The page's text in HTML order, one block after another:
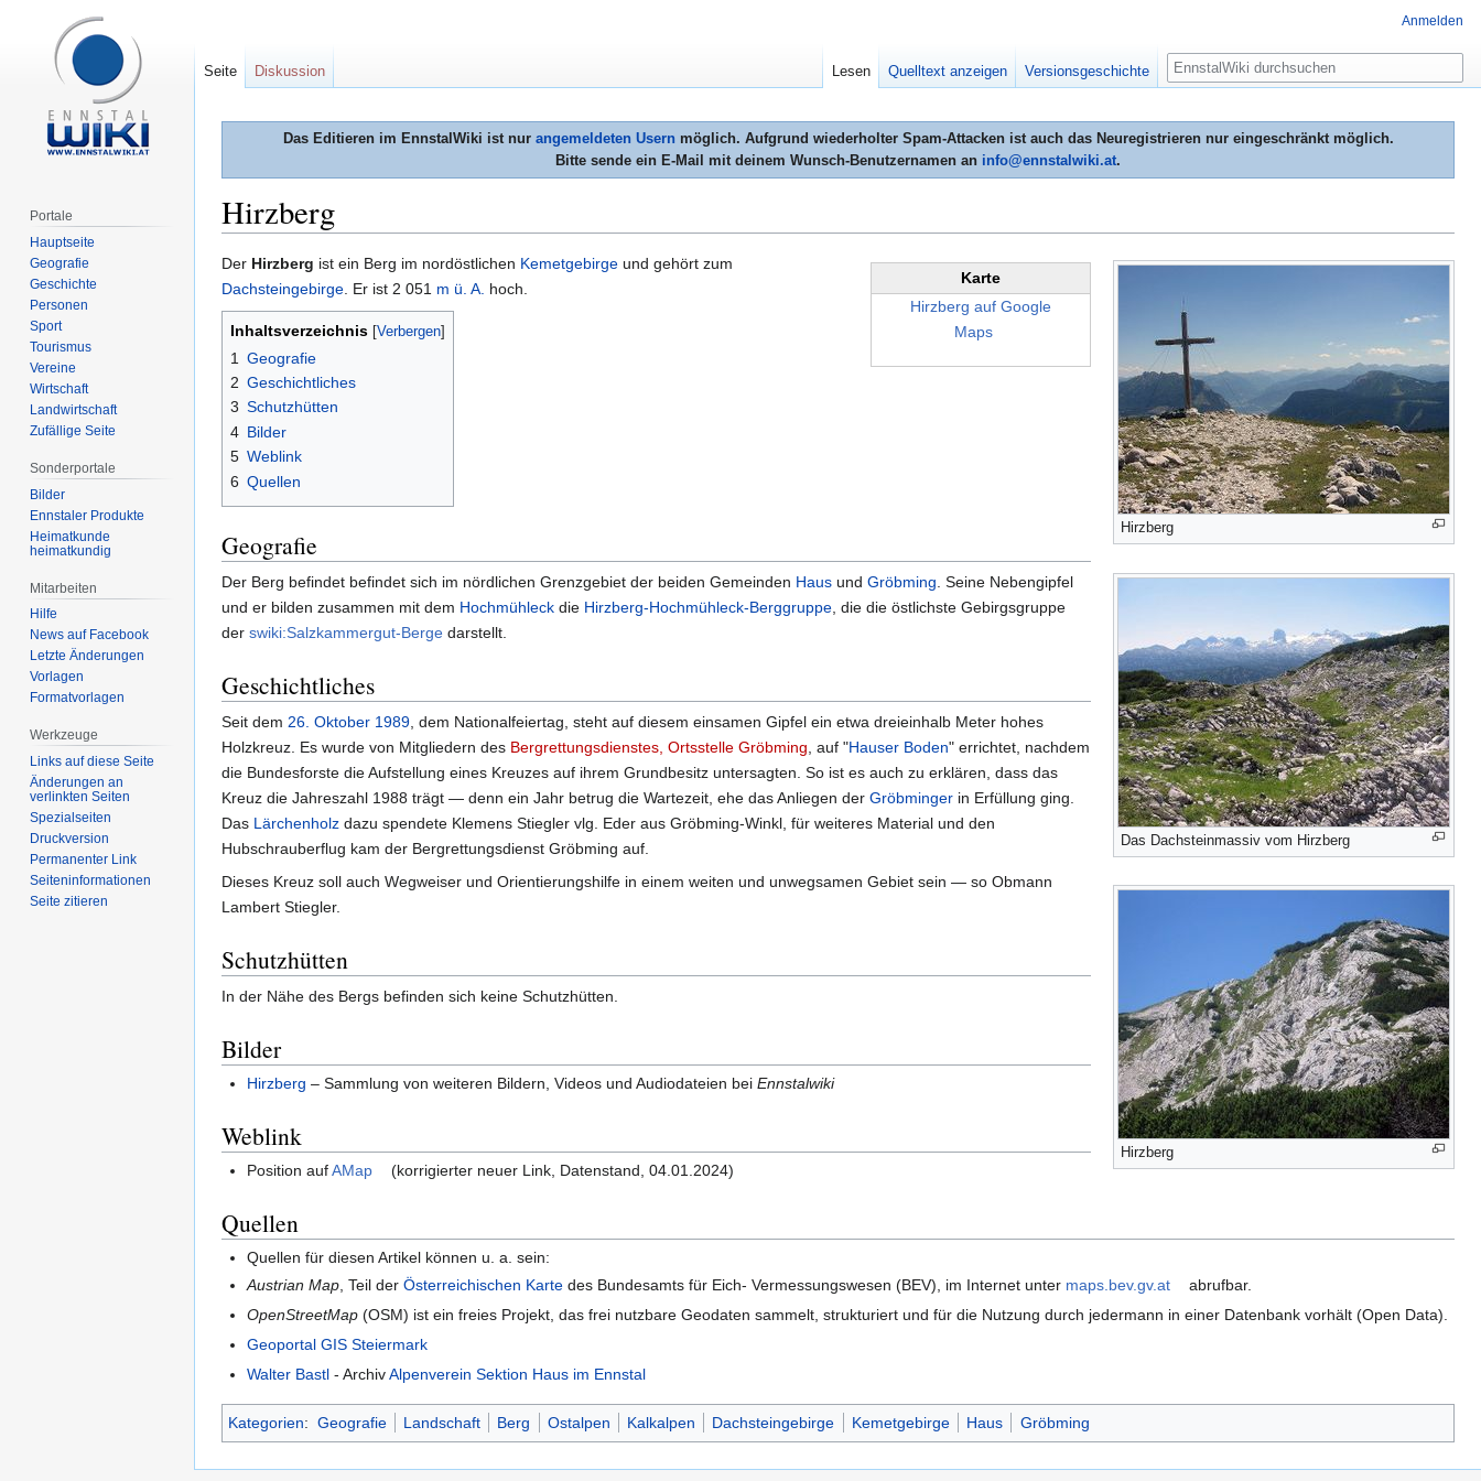
Das Editieren im EnnstalWiki ist nur angemeldeten Usernmöglich. Aufgrund wiederholter Spam-Attacken ist auch das Neuregistrieren nur eingeschränkt möglich.
Bitte sende ein E-Mail mit deinem Wunsch-Benutzernamen an info@ennstalwiki.at.
Hirzberg
Zur
Navigation
springen
Zur
Suche
springen
Hirzberg
Karte
Hirzberg auf Google
Maps
Das Dachsteinmassiv vom Hirzberg
Hirzberg
Der Hirzberg ist ein Berg im nordöstlichen Kemetgebirge und gehört zum
Dachsteingebirge. Er ist 2 051 m ü. A. hoch.
Inhaltsverzeichnis
1
Geografie
2 Geschichtliches
3 Schutzhütten
4 Bilder
5 Weblink
6 Quellen
Geografie
Der Berg befindet befindet sich im nördlichen Grenzgebiet der beiden Gemeinden Haus und Gröbming. Seine Nebengipfel
und er bilden zusammen mit dem Hochmühleck die Hirzberg-Hochmühleck-Berggruppe, die die östlichste Gebirgsgruppe
der swiki:Salzkammergut-Berge darstellt.
Geschichtliches
Seit dem 26. Oktober 1989 , dem Nationalfeiertag, steht auf diesem einsamen Gipfel ein etwa dreieinhalb Meter hohes
Holzkreuz. Es wurde von Mitgliedern des Bergrettungsdienstes, Ortsstelle Gröbming , auf "Hauser Boden" errichtet, nachdem
die Bundesforste die Aufstellung eines Kreuzes auf ihrem Grundbesitz untersagten. So ist es auch zu erklären, dass das
Kreuz die Jahreszahl 1988 trägt — denn ein Jahr betrug die Wartezeit, ehe das Anliegen der Gröbminger in Erfüllung ging.
Das Lärchenholz dazu spendete Klemens Stiegler vlg. Eder aus Gröbming-Winkl, für weiteres Material und den
Hubschrauberflug kam der Bergrettungsdienst Gröbming auf.
Dieses Kreuz soll auch Wegweiser und Orientierungshilfe in einem weiten und unwegsamen Gebiet sein — so Obmann
Lambert Stiegler.
Schutzhütten
In der Nähe des Bergs befinden sich keine Schutzhütten.
Bilder
Hirzberg – Sammlung von weiteren Bildern, Videos und Audiodateien beiEnnstalwiki
Weblink
Position aufAMap (korrigierter neuer Link, Datenstand, 04.01.2024)
Quellen
Quellen für diesen Artikel können u. a. sein:
Austrian Map , Teil derÖsterreichischen Karte des Bundesamts für Eich- Vermessungswesen (BEV), im Internet unter maps.bev.gv.at
abrufbar.
OpenStreetMap (OSM) ist ein freies Projekt, das frei nutzbare Geodaten sammelt, strukturiert und für die Nutzung durch jedermann in einer Datenbank vorhält (Open Data).
Geoportal GIS Steiermark
Walter Bastl - ArchivAlpenverein Sektion Haus im Ennstal
Kategorien: Geografie Landschaft Berg Ostalpen Kalkalpen Dachsteingebirge Kemetgebirge Haus Gröbming
Anmelden
Seite Diskussion Lesen Quelltext anzeigen Versionsgeschichte
Suche
Portale
Hauptseite
Geografie
Geschichte
Personen
Sport
Tourismus
Vereine
Wirtschaft
Landwirtschaft
Zufällige Seite
Sonderportale
Bilder
Ennstaler Produkte
Heimatkunde
heimatkundig
Mitarbeiten
Hilfe
News auf Facebook
Letzte Änderungen
Vorlagen
Formatvorlagen
Werkzeuge
Links auf diese Seite
Änderungen an
verlinkten Seiten
Spezialseiten
Druckversion
Permanenter Link
Seiten­informationen
Seite zitieren